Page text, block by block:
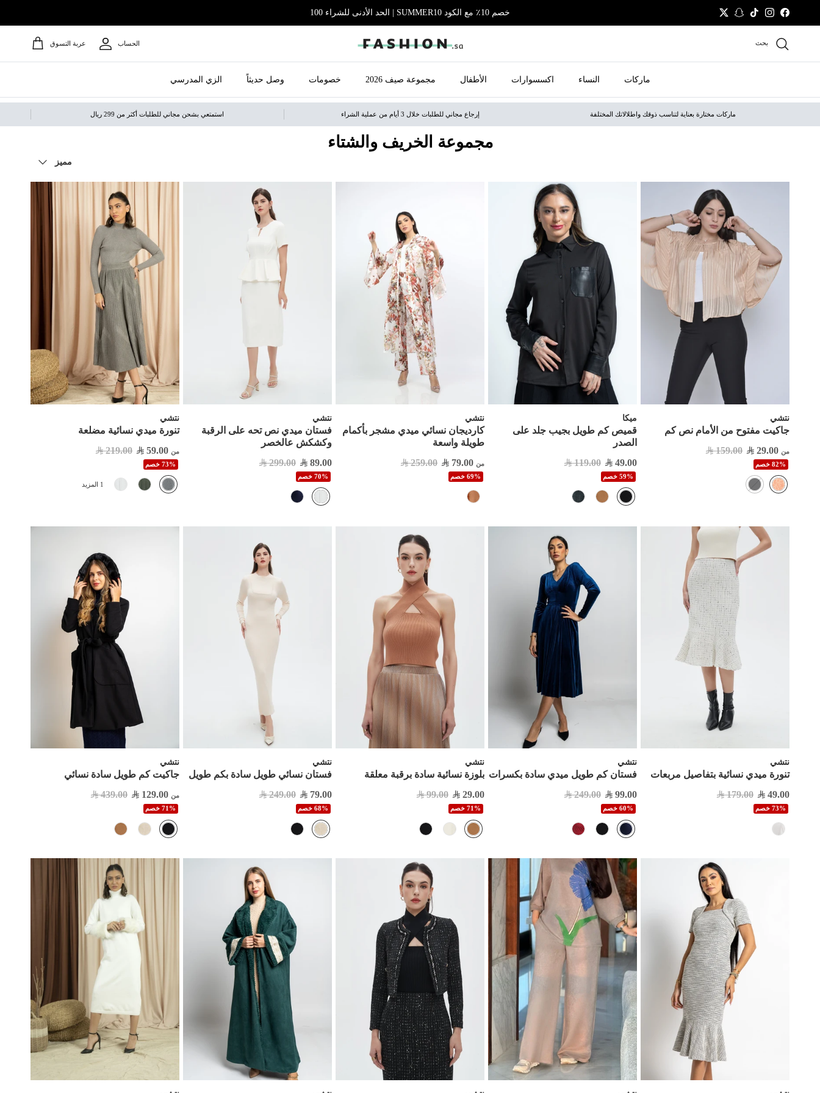
انتقل إلى المحتوى
Facebook
Instagram
TikTok
Snapchat
Twitter خصم 10٪ مع الكود SUMMER10 | الحد الأدنى للشراء 100
بحث الحساب عربة التسوق
ماركات النساء اكسسوارات الأطفال مجموعة صيف 2026 خصومات وصل حديثاً الزي المدرسي
ماركات مختارة بعناية لتناسب ذوقك واطلالاتك المختلفة إرجاع مجاني للطلبات خلال 3 أيام من عملية الشراء استمتعي بشحن مجاني للطلبات أكثر من 299 ريال
مجموعة الخريف والشتاء
مميز
نتشي
جاكيت مفتوح من الأمام نص كم
من 29.00
159.00
82% خصم
ميكا
قميص كم طويل بجيب جلد على
الصدر
49.00
119.00
59% خصم
نتشي
كارديجان نسائي ميدي مشجر بأكمام
طويلة واسعة
من 79.00
259.00
69% خصم
نتشي
فستان ميدي نص تحه على الرقبة
وكشكش عالخصر
89.00
299.00
70% خصم
نتشي
تنورة ميدي نسائية مضلعة
من 59.00
219.00
73% خصم
1 المزيد
نتشي
تنورة ميدي نسائية بتفاصيل مربعات
49.00
179.00
73% خصم
نتشي
فستان كم طويل ميدي سادة بكسرات
99.00
249.00
60% خصم
نتشي
بلوزة نسائية سادة برقبة معلقة
29.00
99.00
71% خصم
نتشي
فستان نسائي طويل سادة بكم طويل
79.00
249.00
68% خصم
نتشي
جاكيت كم طويل سادة نسائي
من 129.00
439.00
71% خصم